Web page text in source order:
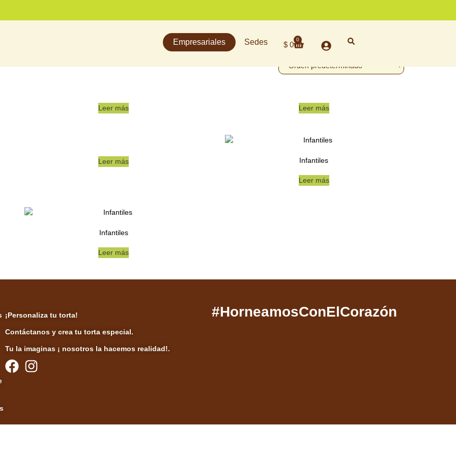
Empresariales Sedes $ 0
0
Leer más Leer más
Leer más Infantiles
Leer más
Infantiles
Leer más
¡Personaliza tu torta!
Contáctanos y crea tu torta especial.
Tu la imaginas ¡ nosotros la hacemos realidad!.
#HorneamosConElCorazón